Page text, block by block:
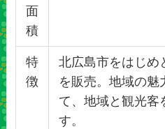
面
積
特
徴
北広島市をはじめ
を販売。地域の魅
て、地域と観光客
す。